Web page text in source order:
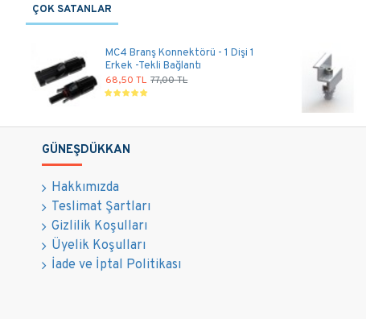
ÇOK SATANLAR
MC4 Branş Konnektörü - 1 Dişi 1
Erkek -Tekli Bağlantı
68,50 TL 77,00 TL
GÜNEŞDÜKKAN
Hakkımızda
Teslimat Şartları
Gizlilik Koşulları
Üyelik Koşulları
İade ve İptal Politikası